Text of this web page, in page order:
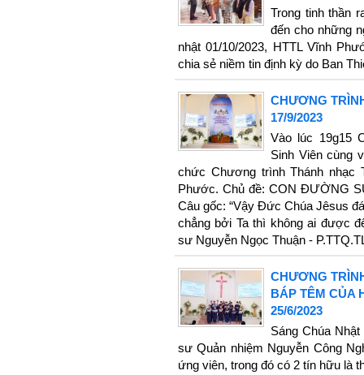
Trong tinh thần
đến cho những
nhật 01/10/2023, HTTL Vĩnh
chia sẻ niềm tin định kỳ do Ban
CHƯƠNG
17/9/2023
Vào lúc 19g15
Sinh Viên cùng
chức Chương trình Thánh nhạc
Phước. Chủ đề: CON ĐƯỜNG
Câu gốc: “Vậy Đức Chúa Jêsus
chẳng bởi Ta thì không ai được
sư Nguyễn Ngọc Thuận -
CHƯƠNG
BÁP TÊM CỦA
25/6/2023
Sáng Chúa
sư Quản nhiệm Nguyễn Công
ứng viên, trong đó có 2 tín hữu là